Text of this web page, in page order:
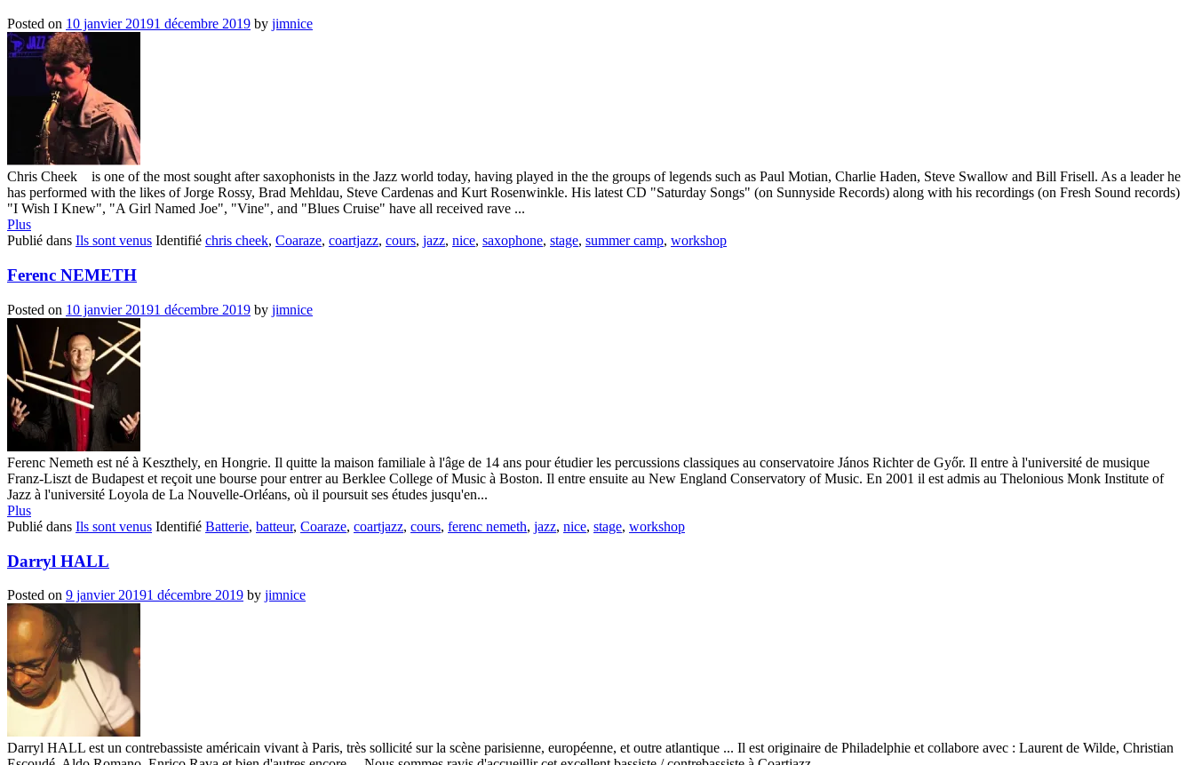
Posted on 10 janvier 20191 décembre 2019 by jimnice
Chris Cheek is one of the most sought after saxophonists in the Jazz world today, having played in the the groups of legends such as Paul Motian, Charlie Haden, Steve Swallow and Bill Frisell. As a leader he
has performed with the likes of Jorge Rossy, Brad Mehldau, Steve Cardenas and Kurt Rosenwinkle. His latest CD "Saturday Songs" (on Sunnyside Records) along with his recordings (on Fresh Sound records)
"I Wish I Knew", "A Girl Named Joe", "Vine", and "Blues Cruise" have all received rave ...
Plus
Publié dans Ils sont venus Identifié chris cheek, Coaraze, coartjazz, cours, jazz, nice, saxophone, stage, summer camp, workshop
Ferenc NEMETH
Posted on 10 janvier 20191 décembre 2019 by jimnice
Ferenc Nemeth est né à Keszthely, en Hongrie. Il quitte la maison familiale à l'âge de 14 ans pour étudier les percussions classiques au conservatoire János Richter de Győr. Il entre à l'université de musique
Franz-Liszt de Budapest et reçoit une bourse pour entrer au Berklee College of Music à Boston. Il entre ensuite au New England Conservatory of Music. En 2001 il est admis au Thelonious Monk Institute of
Jazz à l'université Loyola de La Nouvelle-Orléans, où il poursuit ses études jusqu'en...
Plus
Publié dans Ils sont venus Identifié Batterie, batteur, Coaraze, coartjazz, cours, ferenc nemeth, jazz, nice, stage, workshop
Darryl HALL
Posted on 9 janvier 20191 décembre 2019 by jimnice
Darryl HALL est un contrebassiste américain vivant à Paris, très sollicité sur la scène parisienne, européenne, et outre atlantique ... Il est originaire de Philadelphie et collabore avec : Laurent de Wilde, Christian